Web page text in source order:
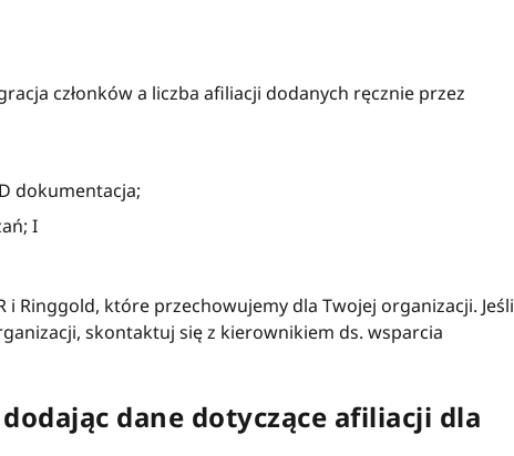
członków a liczba afiliacji dodanych ręcznie przez
dokumentacja;
I
i Ringgold, które przechowujemy dla Twojej organizacji. Jeśli
skontaktuj się z kierownikiem ds. wsparcia
dane dotyczące afiliacji dla